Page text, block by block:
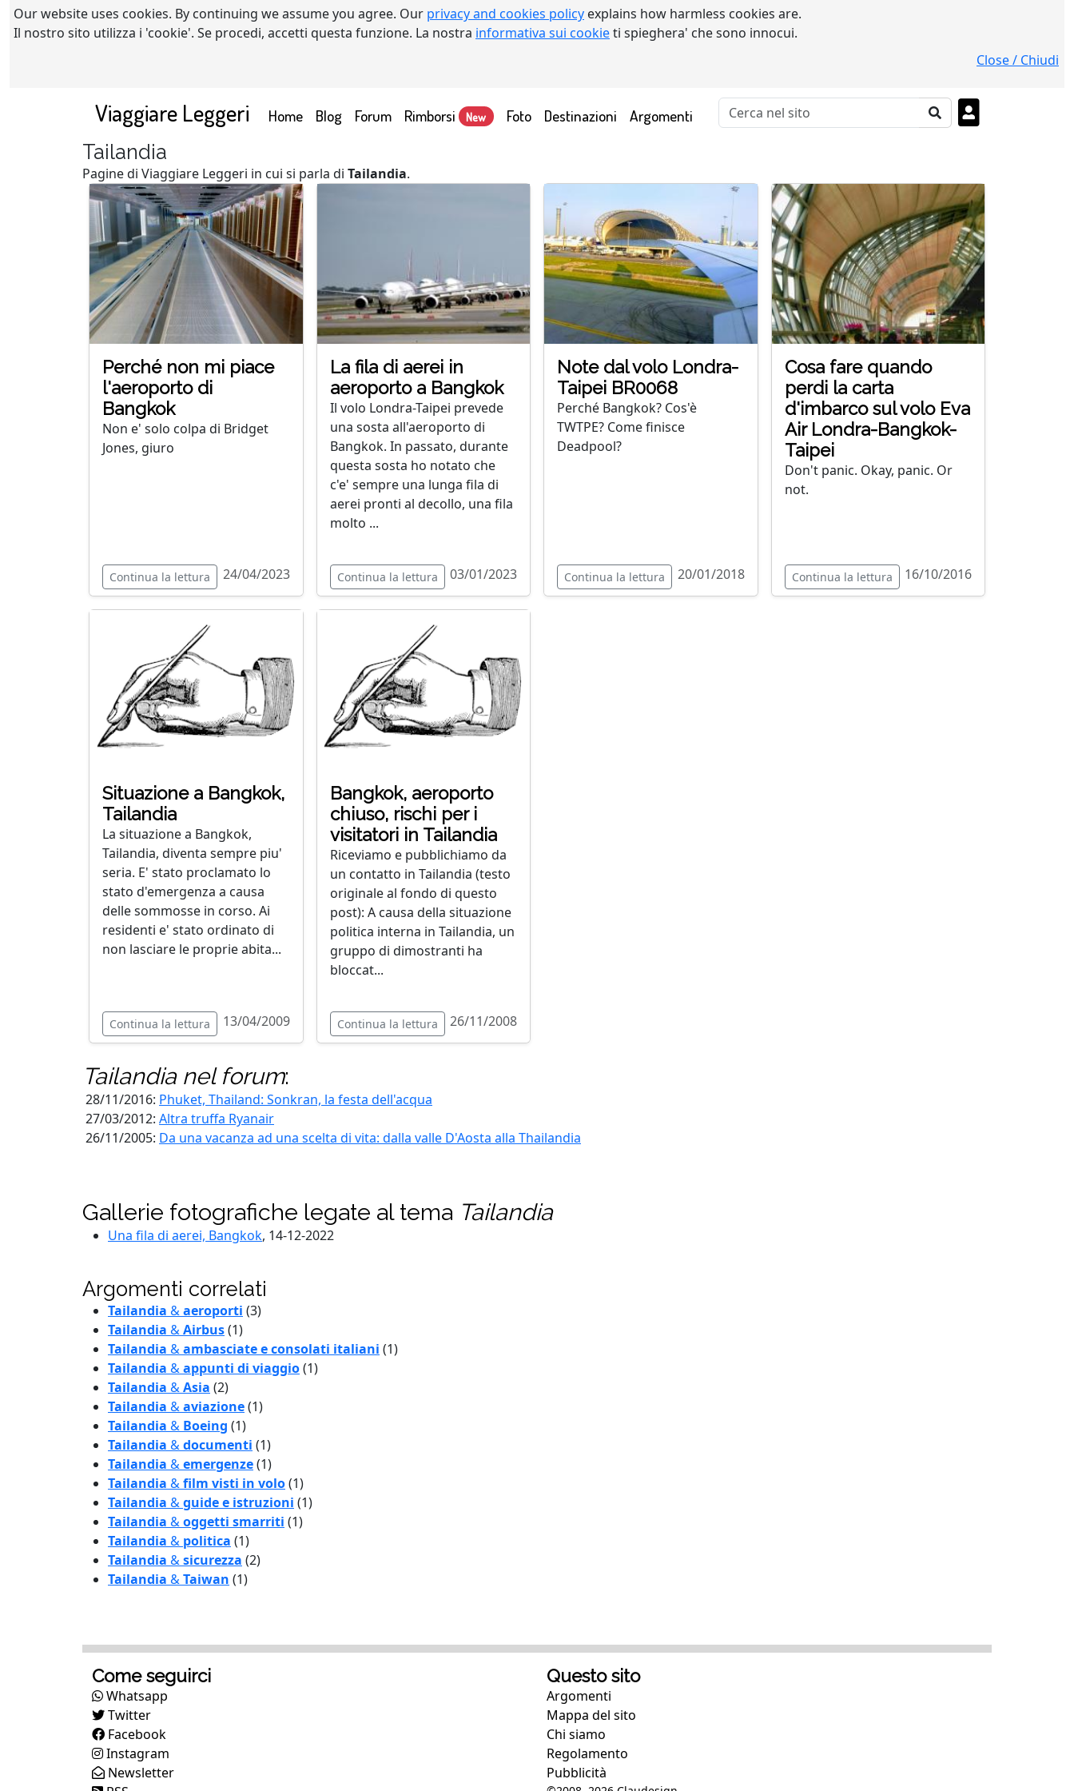
Our website uses cookies. By continuing we assume you agree. Our privacy and cookies policy explains how harmless cookies are.
Il nostro sito utilizza i 'cookie'. Se procedi, accetti questa funzione. La nostra informativa sui cookieti spieghera' che sono innocui.
Close / Chiudi
Viaggiare Leggeri Home(current)
Blog Forum Rimborsi New Foto Destinazioni Argomenti
Tailandia
Pagine di Viaggiare Leggeri in cui si parla di Tailandia.
Perché non mi piace
l'aeroporto di
Bangkok
Non e' solo colpa di Bridget
Jones, giuro
Continua la lettura 24/04/2023
La fila di aerei in
aeroporto a Bangkok
Il volo Londra-Taipei prevede
una sosta all'aeroporto di
Bangkok. In passato, durante
questa sosta ho notato che
c'e' sempre una lunga fila di
aerei pronti al decollo, una fila
molto ...
Continua la lettura 03/01/2023
Note dal volo Londra-
Taipei BR0068
Perché Bangkok? Cos'è
TWTPE? Come finisce
Deadpool?
Continua la lettura 20/01/2018
Cosa fare quando
perdi la carta
d'imbarco sul volo Eva
Air Londra-Bangkok-
Taipei
Don't panic. Okay, panic. Or
not.
Continua la lettura 16/10/2016
Situazione a Bangkok,
Tailandia
La situazione a Bangkok,
Tailandia, diventa sempre piu'
seria. E' stato proclamato lo
stato d'emergenza a causa
delle sommosse in corso. Ai
residenti e' stato ordinato di
non lasciare le proprie abita...
Continua la lettura 13/04/2009
Bangkok, aeroporto
chiuso, rischi per i
visitatori in Tailandia
Riceviamo e pubblichiamo da
un contatto in Tailandia (testo
originale al fondo di questo
post): A causa della situazione
politica interna in Tailandia, un
gruppo di dimostranti ha
bloccat...
Continua la lettura 26/11/2008
Tailandianel forum:
28/11/2016: Phuket, Thailand: Sonkran, la festa dell'acqua
27/03/2012: Altra truffa Ryanair
26/11/2005: Da una vacanza ad una scelta di vita: dalla valle D'Aosta alla Thailandia
Gallerie fotografiche legate al tema Tailandia
Una fila di aerei, Bangkok, 14-12-2022
Argomenti correlati
Tailandia &aeroporti (3)
Tailandia &Airbus(1)
Tailandia &ambasciate e consolati italiani (1)
Tailandia &appunti di viaggio(1)
Tailandia &Asia (2)
Tailandia &aviazione(1)
Tailandia & Boeing (1)
Tailandia &documenti (1)
Tailandia &emergenze(1)
Tailandia &film visti in volo(1)
Tailandia &guide e istruzioni (1)
Tailandia &oggetti smarriti (1)
Tailandia & politica (1)
Tailandia &sicurezza (2)
Tailandia &Taiwan (1)
Come seguirci
Whatsapp
Twitter
Facebook
Instagram
Newsletter
Questo sito
Argomenti
Mappa del sito
Chi siamo
Regolamento
Pubblicità